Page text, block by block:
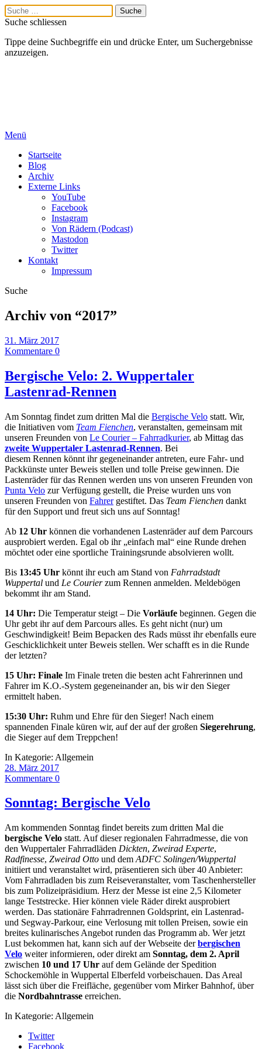
Suche schliessen
Tippe deine Suchbegriffe ein und drücke Enter, um Suchergebnisse
anzuzeigen.
Menü
Startseite
Blog
Archiv
Externe Links
YouTube
Facebook
Instagram
Von Rädern (Podcast)
Mastodon
Twitter
Kontakt
Impressum
Suche
Archiv von “2017”
31. März 2017
Kommentare 0
Bergische Velo: 2. Wuppertaler
Lastenrad-Rennen
Am Sonntag findet zum dritten Mal die Bergische Velo statt. Wir,
die Initiativen vom Team Fienchen, veranstalten, gemeinsam mit
unseren Freunden von Le Courier – Fahrradkurier, ab Mittag das
zweite Wuppertaler Lastenrad-Rennen. Bei
diesem Rennen könnt ihr gegeneinander antreten, eure Fahr- und
Packkünste unter Beweis stellen und tolle Preise gewinnen. Die
Lastenräder für das Rennen werden uns von unseren Freunden von
Punta Velo zur Verfügung gestellt, die Preise wurden uns von
unseren Freunden von Fahrergestiftet. Das Team Fienchen dankt
für den Support und freut sich uns auf Sonntag!
Ab 12 Uhr können die vorhandenen Lastenräder auf dem Parcours
ausprobiert werden. Egal ob ihr „einfach mal“ eine Runde drehen
möchtet oder eine sportliche Trainingsrunde absolvieren wollt.
Bis 13:45 Uhr könnt ihr euch am Stand von Fahrradstadt
Wuppertal und Le Courierzum Rennen anmelden. Meldebögen
bekommt ihr am Stand.
14 Uhr: Die Temperatur steigt – Die Vorläufe beginnen. Gegen die
Uhr gebt ihr auf dem Parcours alles. Es geht nicht (nur) um
Geschwindigkeit! Beim Bepacken des Rads müsst ihr ebenfalls eure
Geschicklichkeit unter Beweis stellen. Wer schafft es in die Runde
der letzten?
15 Uhr: Finale Im Finale treten die besten acht Fahrerinnen und
Fahrer im K.O.-System gegeneinander an, bis wir den Sieger
ermittelt haben.
15:30 Uhr: Ruhm und Ehre für den Sieger! Nach einem
spannenden Finale küren wir, auf der auf der großen Siegerehrung,
die Sieger auf dem Treppchen!
In Kategorie: Allgemein
28. März 2017
Kommentare 0
Sonntag: Bergische Velo
Am kommenden Sonntag findet bereits zum dritten Mal die
bergische Velo statt. Auf dieser regionalen Fahrradmesse, die von
den Wuppertaler Fahrradläden Dickten, Zweirad Experte,
Radfinesse, Zweirad Otto und dem ADFC Solingen/Wuppertal
initiiert und veranstaltet wird, präsentieren sich über 40 Anbieter:
Vom Fahrradladen bis zum Reiseveranstalter, vom Taschenhersteller
bis zum Polizeipräsidium. Herz der Messe ist eine 2,5 Kilometer
lange Teststrecke. Hier können viele Räder direkt ausprobiert
werden. Das stationäre Fahrradrennen Goldsprint, ein Lastenrad-
und Segway-Parkour, eine Verlosung mit tollen Preisen, sowie ein
breites kulinarisches Angebot runden das Programm ab. Wer jetzt
Lust bekommen hat, kann sich auf der Webseite derbergischen
Velo weiter informieren, oder direkt am Sonntag, dem 2. April
zwischen 10 und 17 Uhr auf dem Gelände der Spedition
Schockemöhle in Wuppertal Elberfeld vorbeischauen. Das Areal
lässt sich über die Freifläche, gegenüber vom Mirker Bahnhof, über
die Nordbahntrasse erreichen.
In Kategorie: Allgemein
Twitter
Facebook